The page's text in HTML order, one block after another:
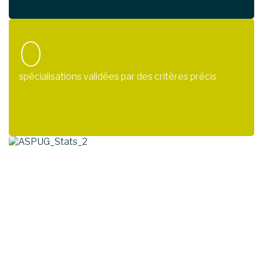
0
spécialisations validées par des critères précis